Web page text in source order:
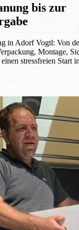
bis zur
in Adorf Vogtl: Von
Montage,
stressfreien Start